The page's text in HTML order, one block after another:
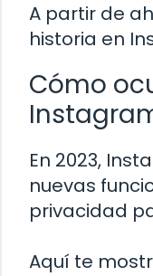
A partir de
historia en
Cómo
En 2023,
nuevas
privacidad
Aquí te